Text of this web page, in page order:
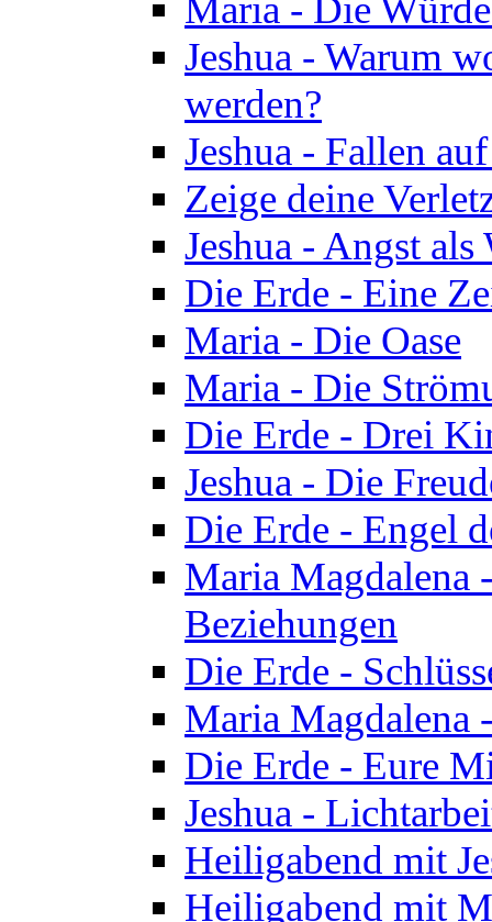
Jeshua - Warum
werden?
Jeshua - Fallen
Zeige deine
Jeshua - Angst als
Die Erde - Eine
Maria - Die Oase
Maria - Die
Die Erde - Drei
Jeshua - Die
Die Erde - Engel
Maria Magdalena
Beziehungen
Die Erde -
Maria Magdalena
Die Erde - Eure
Jeshua -
Heiligabend mit
Heiligabend mit